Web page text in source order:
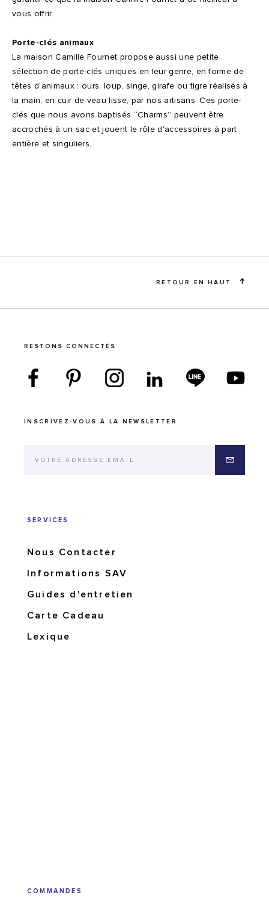
vous offrir.
Porte-clés animaux
La maison Camille Fournet propose aussi une petite
sélection de porte-clés uniques en leur genre, en forme de
têtes d’animaux : ours, loup, singe, girafe ou tigre réalisés à
la main, en cuir de veau lisse, par nos artisans. Ces porte-
clés que nous avons baptisés “Charms” peuvent être
accrochés à un sac et jouent le rôle d'accessoires à part
entière et singuliers.
RETOUR EN HAUT
RESTONS CONNECTÉS
INSCRIVEZ-VOUS À LA NEWSLETTER
SERVICES
Nous Contacter
Informations SAV
Guides d'entretien
Carte Cadeau
Lexique
COMMANDES